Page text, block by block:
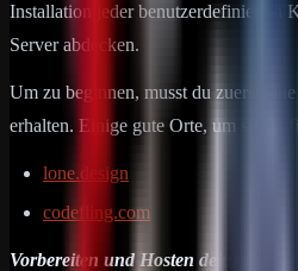
Installation jeder benutzerdefinierten
Server abdecken.
Um zu beginnen, musst du zuerst
erhalten. Einige gute Orte, um sie zu
lone.design
codefling.com
Vorbereiten und Hosten deiner